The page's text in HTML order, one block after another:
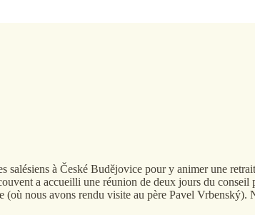
salésiens à České Budějovice pour y animer une
a accueilli une réunion de deux jours du
(où nous avons rendu visite au père Pavel